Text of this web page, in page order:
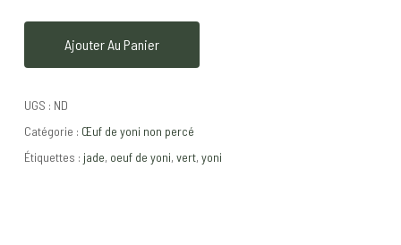
Ajouter Au Panier
UGS : ND
Catégorie : Œuf de yoni non percé
Étiquettes : jade, oeuf de yoni, vert, yoni